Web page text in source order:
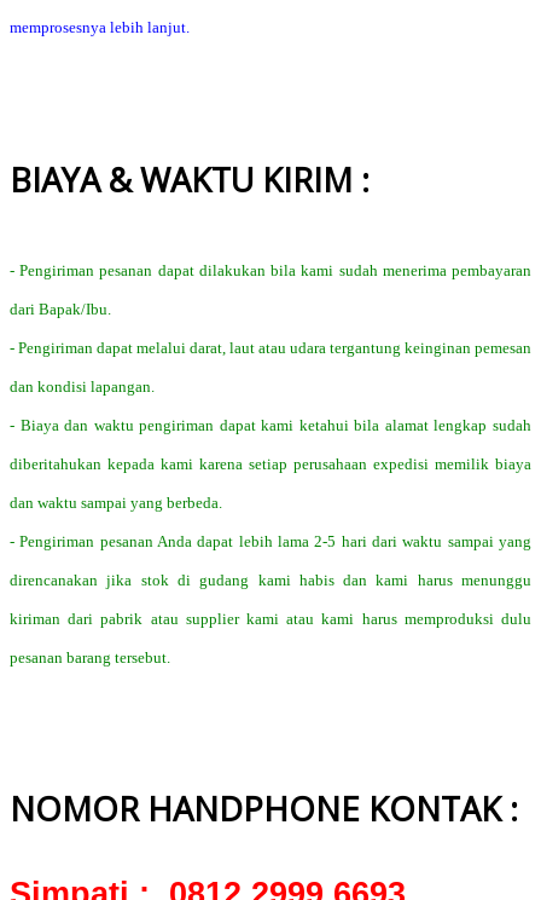
memprosesnya lebih lanjut.
BIAYA & WAKTU KIRIM :
- Pengiriman pesanan dapat dilakukan bila kami sudah menerima pembayaran
dari Bapak/Ibu.
- Pengiriman dapat melalui darat, laut atau udara tergantung keinginan pemesan
dan kondisi lapangan.
- Biaya dan waktu pengiriman dapat kami ketahui bila alamat lengkap sudah
diberitahukan kepada kami karena setiap perusahaan expedisi memilik biaya
dan waktu sampai yang berbeda.
- Pengiriman pesanan Anda dapat lebih lama 2-5 hari dari waktu sampai yang
direncanakan jika stok di gudang kami habis dan kami harus menunggu
kiriman dari pabrik atau supplier kami atau kami harus memproduksi dulu
pesanan barang tersebut.
NOMOR HANDPHONE KONTAK :